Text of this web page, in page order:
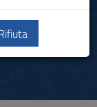
DEI